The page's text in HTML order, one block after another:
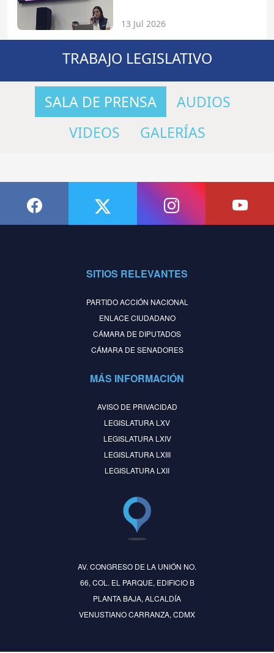
13 Jul 2026
TRABAJO LEGISLATIVO
SALA DE PRENSA
AUDIOS
VIDEOS
GALERÍAS
SITIOS RELEVANTES
PARTIDO ACCIÓN NACIONAL
ENLACE CIUDADANO
CÁMARA DE DIPUTADOS
CÁMARA DE SENADORES
MÁS INFORMACIÓN
AVISO DE PRIVACIDAD
LEGISLATURA LXV
LEGISLATURA LXIV
LEGISLATURA LXIII
LEGISLATURA LXII
AV. CONGRESO DE LA UNIÓN NO.
66, COL. EL PARQUE, EDIFICIO B
PLANTA BAJA, ALCALDÍA
VENUSTIANO CARRANZA, CDMX